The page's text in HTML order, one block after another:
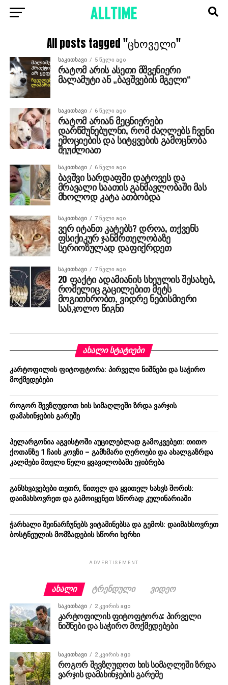
All posts tagged "ცხოველი"
ᲡᲐᲙᲘᲗᲮᲐᲕᲘ 5 წელი ago
რატომ არის ასეთი მშვენიერი
მალამუტი ან „ბავშვების მგელი“
ᲡᲐᲙᲘᲗᲮᲐᲕᲘ 6 წელი ago
რატომ არიან მეცნიერები
დარწმუნებულნი, რომ ძაღლებს ჩვენი
ემოციების და სიტყვების გამოცნობა
შეუძლიათ
ᲡᲐᲙᲘᲗᲮᲐᲕᲘ 6 წელი ago
ბავშვი სარდაფში დატოვეს და
მრავალი საათის განმავლობაში მას
მხოლოდ კატა ათბობდა
ᲡᲐᲙᲘᲗᲮᲐᲕᲘ 7 წელი ago
ვერ იტანთ კატებს? დროა, თქვენს
ფსიქიკურ ჯანმრთელობაზე
სერიოზულად დაფიქრდეთ
ᲡᲐᲙᲘᲗᲮᲐᲕᲘ 7 წელი ago
20 ფაქტი ადამიანის სხეულის შესახებ,
რომელიც გაცილებით მეტს
მოგითხრობთ, ვიდრე ნებისმიერი
სასკოლო წიგნი
ᲐᲮᲐᲚᲘ ᲡᲢᲐᲢᲘᲔᲑᲘ
კარტოფილის ფიტოფტორა: პირველი ნიშნები და საჭირო
მოქმედებები
როგორ შევზღუდოთ ხის სიმაღლეში ზრდა ვარჯის
დამახინჯების გარეშე
პელარგონია აგვისტოში აუცილებლად გამოკვებეთ: თითო
ქოთანზე 1 ჩაის კოვზი – გამხმარი ღეროები და ახალგაზრდა
კალმები მთელი წელი ყვავილობაში ეჯიბრება
განსხვავებები თეთრ, წითელ და ყვითელ ხახვს შორის:
დაიმახსოვრეთ და გამოიყენეთ სწორად კულინარიაში
ჭარხალი შეინარჩუნებს ვიტამინებსა და გემოს: დაიმახსოვრეთ
ბოსტნეულის მომზადების სწორი ხერხი
ADVERTISEMENT
ᲐᲮᲐᲚᲘ ᲢᲠᲔᲜᲓᲣᲚᲘ ᲕᲘᲓᲔᲝ
ᲡᲐᲙᲘᲗᲮᲐᲕᲘ 2 კვირის ago
კარტოფილის ფიტოფტორა: პირველი
ნიშნები და საჭირო მოქმედებები
ᲡᲐᲙᲘᲗᲮᲐᲕᲘ 2 კვირის ago
როგორ შევზღუდოთ ხის სიმაღლეში ზრდა
ვარჯის დამახინჯების გარეშე